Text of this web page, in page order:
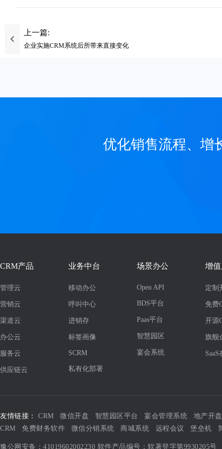
上一篇:
企业实施CRM系统后所带来直接变化
优化销售流程、增
CRM产品
管理云
营销云
渠道云
办公云
服务云
供应链云
业务中台
移动办公
呼叫中心
进销存
标签画像
SCRM
私有化部署
场景办公
Open API
BDS平台
Paas平台
智慧园区
宴会系统
增
定制
免费
开源
旗舰
友情链接： CRM 微信开盘 智慧园区平台 宴会管理系统
地产开
CRM
免费财务软件 微信分销系统 商城系统 远程会议 堡垒机
豫公网安备：41019602002230 软件产品编号：软著登字第9930205号